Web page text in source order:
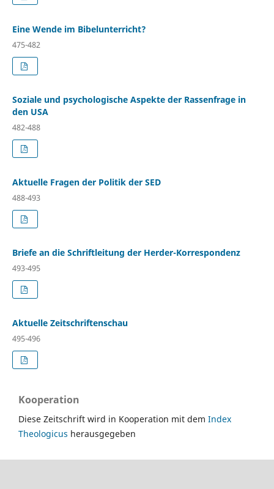
Eine Wende im Bibelunterricht?
475-482
Soziale und psychologische Aspekte der Rassenfrage in
den USA
482-488
Aktuelle Fragen der Politik der SED
488-493
Briefe an die Schriftleitung der Herder-Korrespondenz
493-495
Aktuelle Zeitschriftenschau
495-496
Kooperation
Diese Zeitschrift wird in Kooperation mit dem Index
Theologicus herausgegeben